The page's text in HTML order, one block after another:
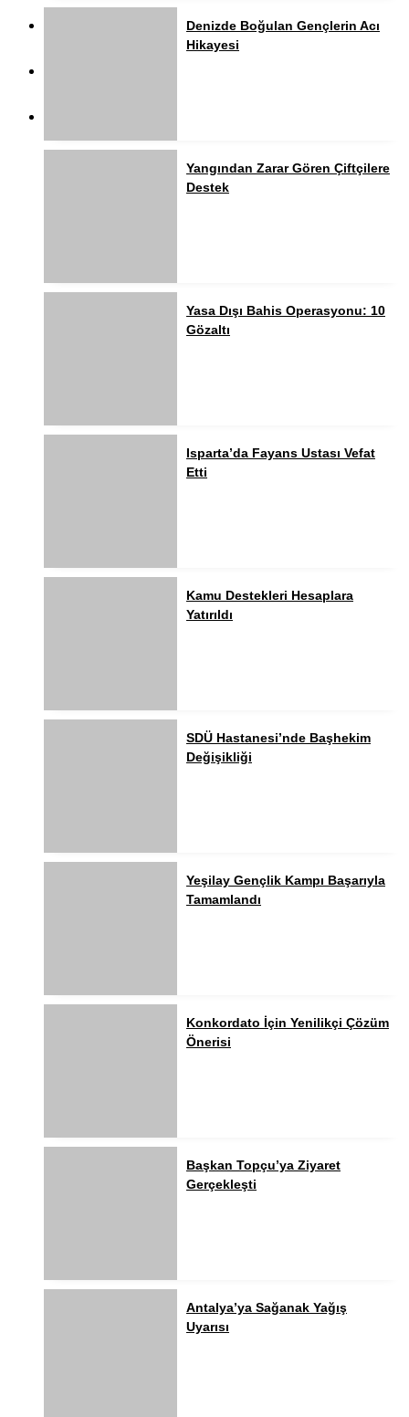
Denizde Boğulan Gençlerin Acı
Hikayesi
Yangından Zarar Gören Çiftçilere
Destek
Yasa Dışı Bahis Operasyonu: 10
Gözaltı
Isparta’da Fayans Ustası Vefat
Etti
Kamu Destekleri Hesaplara
Yatırıldı
SDÜ Hastanesi’nde Başhekim
Değişikliği
Yeşilay Gençlik Kampı Başarıyla
Tamamlandı
Konkordato İçin Yenilikçi Çözüm
Önerisi
Başkan Topçu’ya Ziyaret
Gerçekleşti
Antalya’ya Sağanak Yağış
Uyarısı